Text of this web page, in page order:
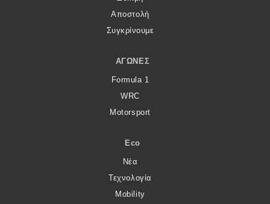
Αποστολή
Συγκρίνουμε
ΑΓΏΝΕΣ
Formula 1
WRC
Motorsport
Eco
Νέα
Τεχνολογία
Mobility